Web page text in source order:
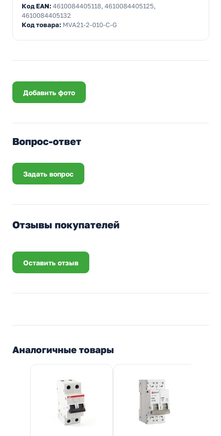
Код EAN:4610084405118, 4610084405125,
4610084405132
Код товара: MVA21-2-010-C-G
Добавить фото
Вопрос-ответ
Задать вопрос
Отзывы покупателей
Оставить отзыв
Аналогичные товары